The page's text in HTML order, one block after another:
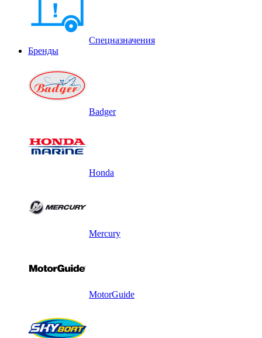
Спецназначения
Бренды
Badger
Honda
Mercury
MotorGuide